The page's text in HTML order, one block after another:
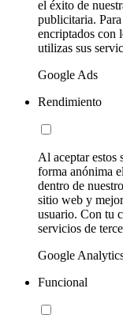
el éxito de
publicitaria.
encriptados con
utilizas sus
Google Ads
Rendimiento
Al aceptar estos
forma anónima
dentro de
sitio web y
usuario. Con tu
servicios de
Google
Funcional